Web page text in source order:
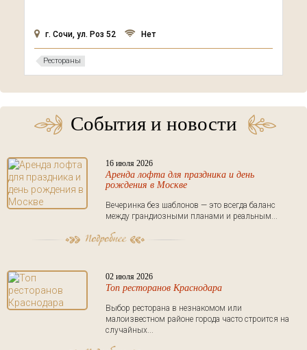
г. Сочи, ул. Роз 52 Нет
Рестораны
События и новости
16 июля 2026
Аренда лофта для праздника и день
рождения в Москве
Вечеринка без шаблонов — это всегда баланс
между грандиозными планами и реальным...
02 июля 2026
Топ ресторанов Краснодара
Выбор ресторана в незнакомом или
малоизвестном районе города часто строится на
случайных...